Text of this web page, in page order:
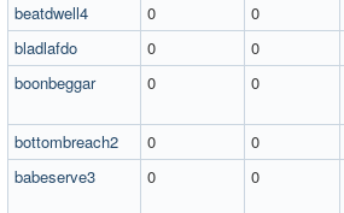
beatdwell4
0 0
bladlafdo
0 0
boonbeggar
0 0
bottombreach2
0 0
babeserve3
0 0